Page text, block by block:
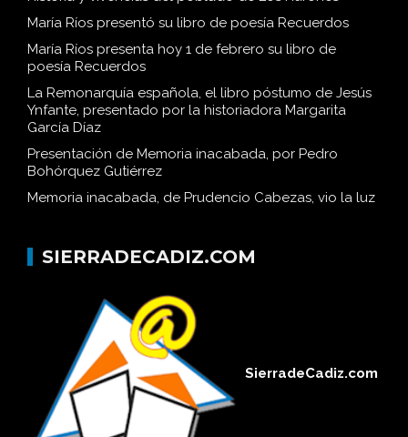
María Ríos presentó su libro de poesía Recuerdos
María Ríos presenta hoy 1 de febrero su libro de
poesía Recuerdos
La Remonarquía española, el libro póstumo de Jesús
Ynfante, presentado por la historiadora Margarita
García Díaz
Presentación de Memoria inacabada, por Pedro
Bohórquez Gutiérrez
Memoria inacabada, de Prudencio Cabezas, vio la luz
SIERRADECADIZ.COM
SierradeCadiz.com